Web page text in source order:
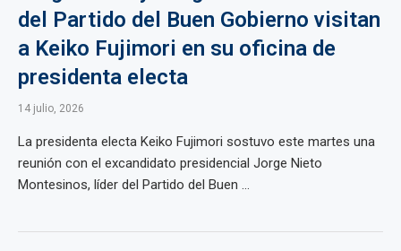
del Partido del Buen Gobierno visitan
a Keiko Fujimori en su oficina de
presidenta electa
14 julio, 2026
La presidenta electa Keiko Fujimori sostuvo este martes una
reunión con el excandidato presidencial Jorge Nieto
Montesinos, líder del Partido del Buen ...